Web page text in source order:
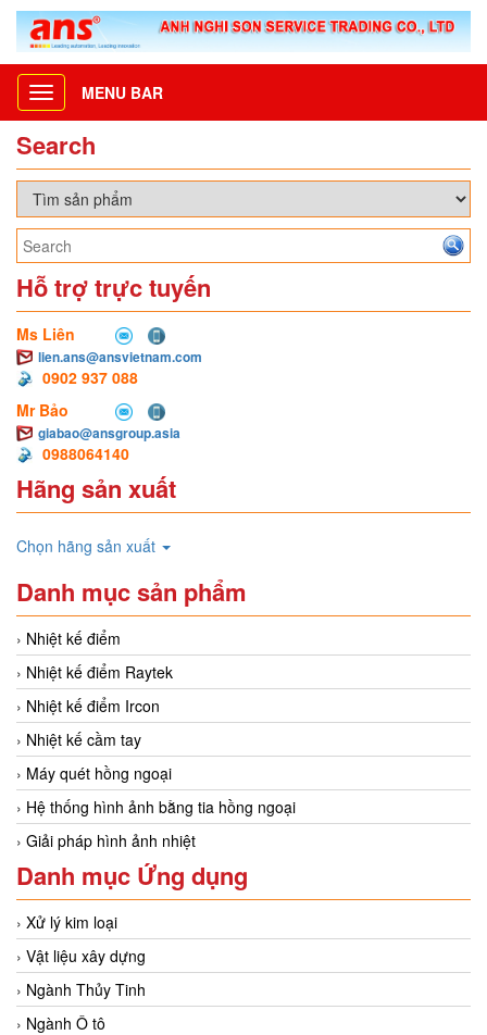
Toggle
navigation
MENU BAR
Search
Hỗ trợ trực tuyến
Ms Liên
lien.ans@ansvietnam.com
0902 937 088
Mr Bảo
giabao@ansgroup.asia
0988064140
Hãng sản xuất
Chọn hãng sản xuất
Danh mục sản phẩm
Nhiệt kế điểm
Nhiệt kế điểm Raytek
Nhiệt kế điểm Ircon
Nhiệt kế cầm tay
Máy quét hồng ngoại
Hệ thống hình ảnh bằng tia hồng ngoại
Giải pháp hình ảnh nhiệt
Danh mục Ứng dụng
Xử lý kim loại
Vật liệu xây dựng
Ngành Thủy Tinh
Ngành Ô tô